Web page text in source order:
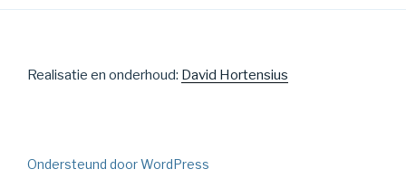
Realisatie en onderhoud: David Hortensius
Ondersteund door WordPress